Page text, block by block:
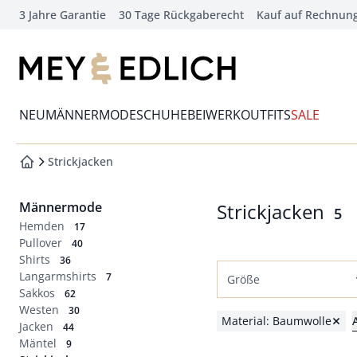
springen
springen
springen
springen
3 Jahre Garantie 30 Tage Rückgaberecht Kauf auf
zur Startseite
Wechsel in das Menü mit Pfeil-Runter Taste
NEUMÄNNERMODESCHUHEBEIWERKOUTFITSSALE
zur Startseite
Strickjacken
Männermode
Hemden 17
Pullover 40
Shirts 36
Langarmshirts 7
Sakkos 62
Westen 30
Jacken 44
Mäntel 9
Strickjacken 5
Größe
Material: Baumwolle